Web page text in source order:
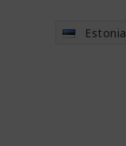
Estonia